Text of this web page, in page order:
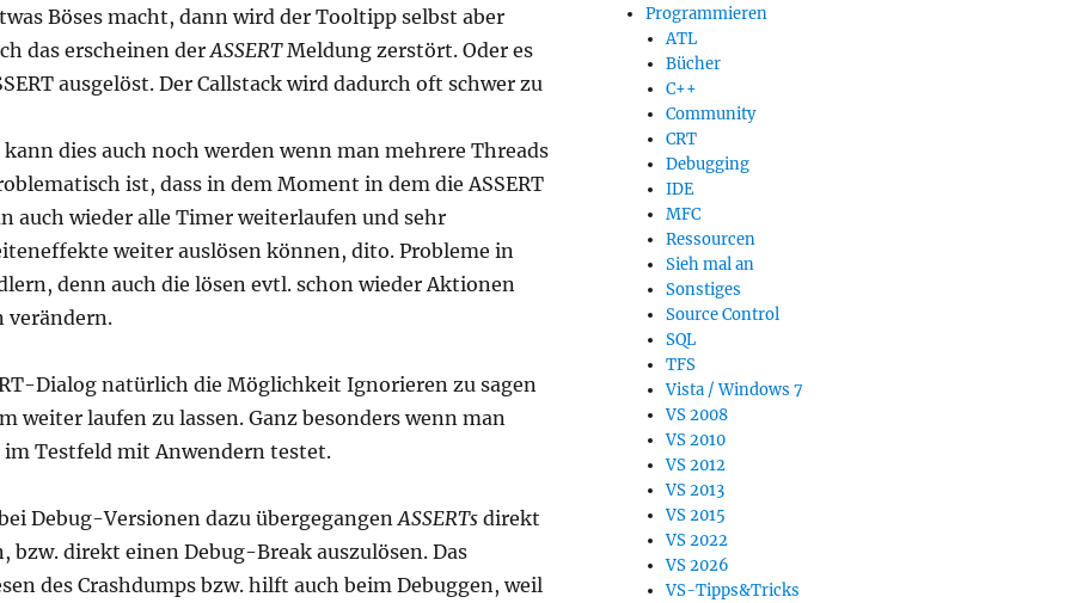
Böses macht, dann wird der Tooltipp selbst aber
das erscheinen der ASSERTMeldung zerstört. Oder es
ausgelöst. Der Callstack wird dadurch oft schwer zu
dies auch noch werden wenn man mehrere Threads
ist, dass in dem Moment in dem die ASSERT
auch wieder alle Timer weiterlaufen und sehr
weiter auslösen können, dito. Probleme in
denn auch die lösen evtl. schon wieder Aktionen
verändern.
Dialog natürlich die Möglichkeit Ignorieren zu sagen
weiter laufen zu lassen. Ganz besonders wenn man
im Testfeld mit Anwendern testet.
Debug-Versionen dazu übergegangen ASSERTs direkt
bzw. direkt einen Debug-Break auszulösen. Das
des Crashdumps bzw. hilft auch beim Debuggen, weil
Programmieren
ATL
Bücher
C++
Community
CRT
Debugging
IDE
MFC
Ressourcen
Sieh mal an
Sonstiges
Source Control
SQL
TFS
Vista / Windows 7
VS 2008
VS 2010
VS 2012
VS 2013
VS 2015
VS 2022
VS 2026
VS-Tipps&Tricks